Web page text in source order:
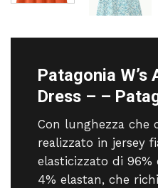
Patagonia W’s
Dress – –
Con lunghezza che
realizzato in jersey
elasticizzato di 96%
4% elastan, che